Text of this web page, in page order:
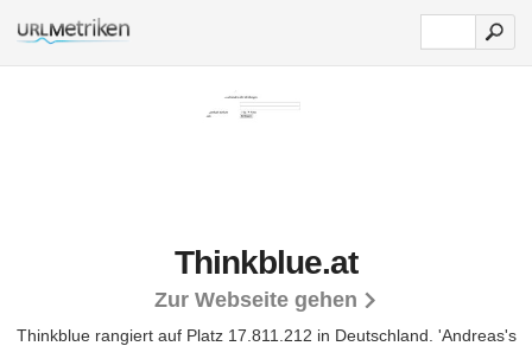
Thinkblue.at
Zur Webseite gehen
Thinkblue rangiert auf Platz 17.811.212 in Deutschland. 'Andreas's